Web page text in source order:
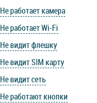
Не работает камера
Не работает Wi-Fi
Не видит флешку
Не видит SIM карту
Не видит сеть
Не работают кнопки